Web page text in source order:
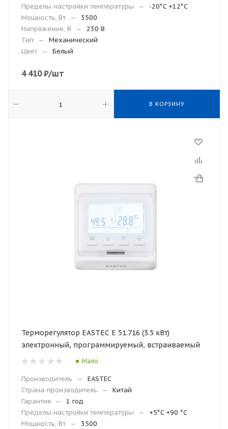
Пределы настройки температуры
—
-20°C +12°C
Мощность, Вт
—
3500
Напряжение, В
—
230 В
Тип
—
Механический
Цвет
— Белый
4 410₽/шт
В КОРЗИНУ
Терморегулятор EASTEC E 51.716 (3.5 кВт)
электронный, программируемый, встраиваемый
Мало
Производитель —
EASTEC
Страна-производитель
—
Китай
Гарантия
—
1 год
Пределы настройки температуры
—
+5°C +90 °C
Мощность, Вт
—
3500